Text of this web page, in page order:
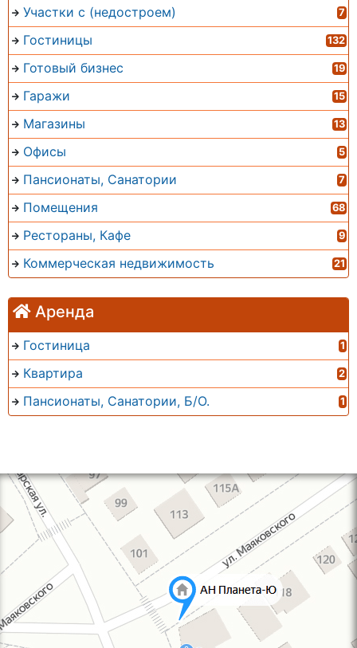
Участки с (недостроем) 7
Гостиницы 132
Готовый бизнес 19
Гаражи 15
Магазины 13
Офисы 5
Пансионаты, Санатории 7
Помещения 68
Рестораны, Кафе 9
Коммерческая недвижимость 21
Аренда
Гостиница 1
Квартира 2
Пансионаты, Санатории, Б/О. 1